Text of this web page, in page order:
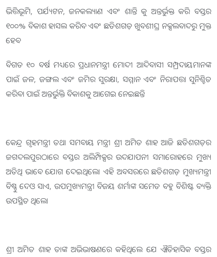
ଭିତ୍ତିଭୂମି, ପର୍ଯ୍ୟଟନ, ଜନକଲ୍ୟାଣ ଏବଂ ଶାନ୍ତି କୁ ଅନ୍ତର୍ଭୁକ୍ତ କରି ବସ୍ତର
୧୦୦% ବିକାଶ ହାସଲ କରିବ ଏବଂ ଛତିଶଗଡ଼ ଖୁବଶୀଘ୍ର ନକ୍ସଲବାଦରୁ ମୁକ୍ତ
ହେବ
ବିଗତ ୧୦ ବର୍ଷ ମଧ୍ୟରେ ପ୍ରଧାନମନ୍ତ୍ରୀ ମୋଦୀ ଆଦିବାସୀ ସମ୍ପ୍ରଦାୟମାନଙ୍କ
ପାଇଁ ଜଳ, ଜଙ୍ଗଲ ଏବଂ ଜମିର ସୁରକ୍ଷା, ସମ୍ମାନ ଏବଂ ନିରାପତ୍ତା ସୁନିଶ୍ଚିତ
କରିବା ପାଇଁ ଅନ୍ତର୍ଭୁକ୍ତି ବିକାଶକୁ ଆଗେଇ ନେଇଛନ୍ତି
କେନ୍ଦ୍ର ଗୃହମନ୍ତ୍ରୀ ତଥା ସମବାୟ ମନ୍ତ୍ରୀ ଶ୍ରୀ ଅମିତ ଶାହ ଆଜି ଛତିଶଗଡ଼ର
ଜଗଦଲପୁରଠାରେ ବସ୍ତର ଅଲିମ୍ପିକ୍ସର ଉଦଯାପନୀ ସମାରୋହରେ ମୁଖ୍ୟ
ଅତିଥି ଭାବେ ଯୋଗ ଦେଇଥିଲେ। ଏହି ଅବସରରେ ଛତିଶଗଡ଼ ମୁଖ୍ୟମନ୍ତ୍ରୀ
ବିଷ୍ଣୁ ଦେଓ ସାଏ, ଉପମୁଖ୍ୟମନ୍ତ୍ରୀ ବିଜୟ ଶର୍ମାଙ୍କ ସମେତ ବହୁ ବିଶିଷ୍ଟ ବ୍ୟକ୍ତି
ଉପସ୍ଥିତ ଥିଲେ।
ଶ୍ରୀ ଅମିତ ଶାହ ତାଙ୍କ ଅଭିଭାଷଣରେ କହିଥିଲେ ଯେ ଐତିହାସିକ ବସ୍ତର